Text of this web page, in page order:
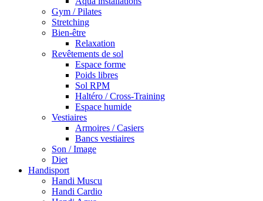
Gym / Pilates
Stretching
Bien-être
Relaxation
Revêtements de sol
Espace forme
Poids libres
Sol RPM
Haltéro / Cross-Training
Espace humide
Vestiaires
Armoires / Casiers
Bancs vestiaires
Son / Image
Diet
Handisport
Handi Muscu
Handi Cardio